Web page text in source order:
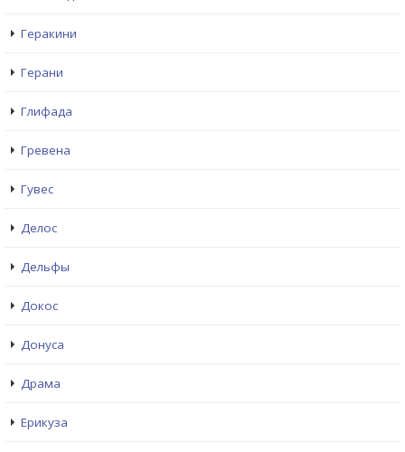
Геракини
Герани
Глифада
Гревена
Гувес
Делос
Дельфы
Докос
Донуса
Драма
Ерикуза